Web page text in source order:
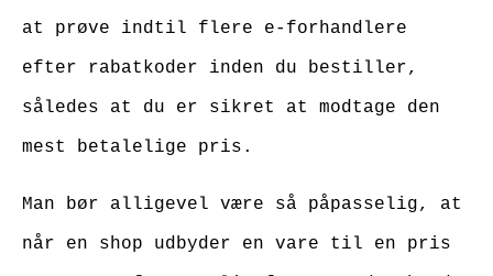
at prøve indtil flere e-forhandlere
efter rabatkoder inden du bestiller,
således at du er sikret at modtage den
mest betalelige pris.
Man bør alligevel være så påpasselig, at
når en shop udbyder en vare til en pris